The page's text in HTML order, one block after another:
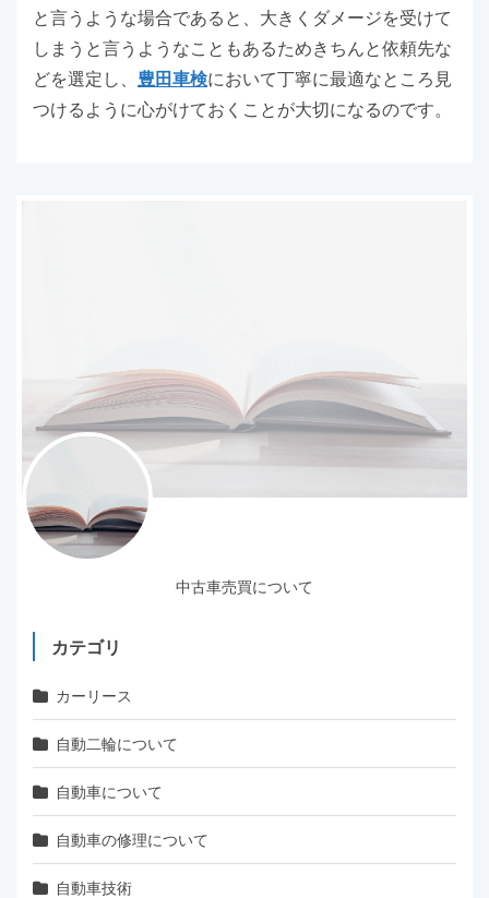
と言うような場合であると、大きくダメージを受けて
しまうと言うようなこともあるためきちんと依頼先な
どを選定し、 豊田車検において丁寧に最適なところ見
つけるように心がけておくことが大切になるのです。
中古車売買について
カテゴリ
カーリース
自動二輪について
自動車について
自動車の修理について
自動車技術